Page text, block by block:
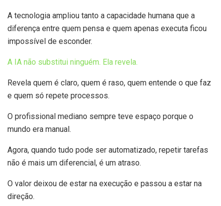
A tecnologia ampliou tanto a capacidade humana que a
diferença entre quem pensa e quem apenas executa ficou
impossível de esconder.
A IA não substitui ninguém. Ela revela.
Revela quem é claro, quem é raso, quem entende o que faz
e quem só repete processos.
O profissional mediano sempre teve espaço porque o
mundo era manual.
Agora, quando tudo pode ser automatizado, repetir tarefas
não é mais um diferencial, é um atraso.
O valor deixou de estar na execução e passou a estar na
direção.